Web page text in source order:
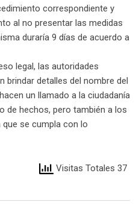
correspondiente y
al no presentar las medidas
duraría 9 días de acuerdo a
legal, las autoridades
brindar detalles del nombre del
un llamado a la ciudadanía
de hechos, pero también a los
se cumpla con lo
Visitas Totales 37